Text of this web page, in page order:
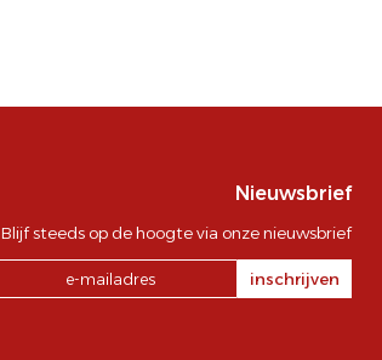
Nieuwsbrief
Blijf steeds op de hoogte via onze nieuwsbrief
inschrijven